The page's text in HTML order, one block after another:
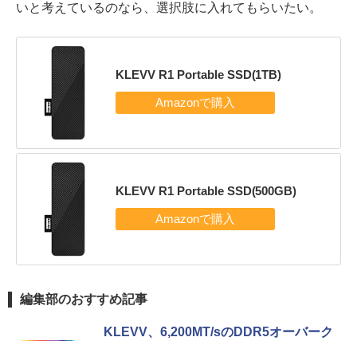
いと考えているのなら、選択肢に入れてもらいたい。
KLEVV R1 Portable SSD(1TB)
KLEVV R1 Portable SSD(500GB)
編集部のおすすめ記事
KLEVV、6,200MT/sのDDR5オーバーク